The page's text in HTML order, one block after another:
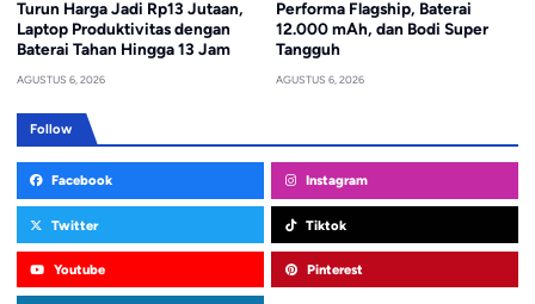
Turun Harga Jadi Rp13 Jutaan,
Laptop Produktivitas dengan
Baterai Tahan Hingga 13 Jam
AGUSTUS 6, 2026
Performa Flagship, Baterai
12.000 mAh, dan Bodi Super
Tangguh
AGUSTUS 6, 2026
Follow
Facebook Instagram
Twitter Tiktok
Youtube Pinterest